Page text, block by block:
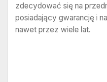
zdecydować się na
posiadający gwarancję i
nawet przez wiele lat.